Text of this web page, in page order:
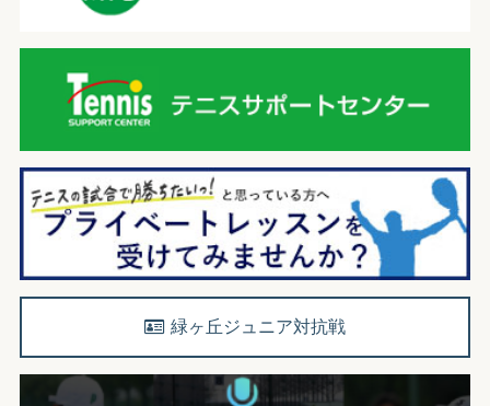
緑ヶ丘ジュニア対抗戦